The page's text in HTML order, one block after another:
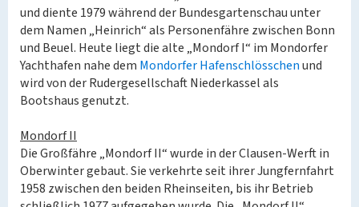
und diente 1979 während der Bundesgartenschau unter
dem Namen „Heinrich“ als Personenfähre zwischen Bonn
und Beuel. Heute liegt die alte „Mondorf I“ im Mondorfer
Yachthafen nahe dem Mondorfer Hafenschlösschenund
wird von der Rudergesellschaft Niederkassel als
Bootshaus genutzt.
Mondorf II
Die Großfähre „Mondorf II“ wurde in der Clausen-Werft in
Oberwinter gebaut. Sie verkehrte seit ihrer Jungfernfahrt
1958 zwischen den beiden Rheinseiten, bis ihr Betrieb